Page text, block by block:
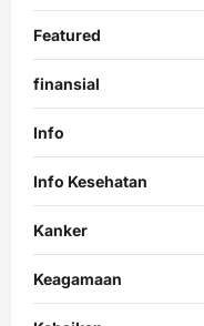
Featured
finansial
Info
Info Kesehatan
Kanker
Keagamaan